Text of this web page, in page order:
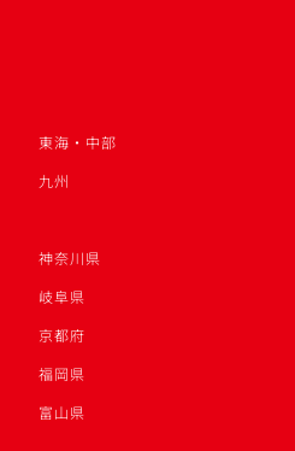
東海・中部
九州
神奈川県
岐阜県
京都府
福岡県
富山県